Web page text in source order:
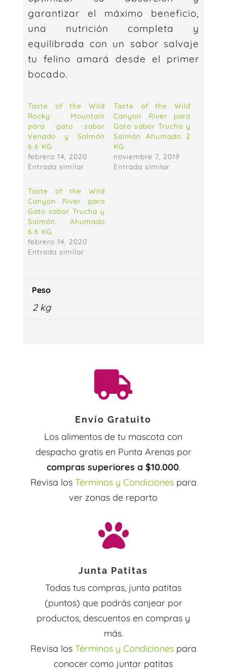
garantizar el máximo beneficio,
una nutrición completa y
equilibrada con un sabor salvaje
tu felino amará desde el primer
bocado.
Taste of the Wild
Rocky Mountain
para gato sabor
Venado y Salmón
6.6 KG
febrero 14, 2020
Entrada similar
Taste of the Wild
Canyon River para
Gato sabor Trucha y
Salmón Ahumado 2
KG
noviembre 7, 2019
Entrada similar
Taste of the Wild
Canyon River para
Gato sabor Trucha y
Salmón Ahumado
6.6 KG
febrero 14, 2020
Entrada similar
Peso
2 kg

Envío Gratuito
Los alimentos de tu mascota con
despacho gratis en Punta Arenas por
compras superiores a $10.000.
Revisa los Términos y Condicionespara
ver zonas de reparto

Junta Patitas
Todas tus compras, junta patitas
(puntos) que podrás canjear por
productos, descuentos en compras y
más.
Revisa los Términos y Condicionespara
conocer como juntar patitas